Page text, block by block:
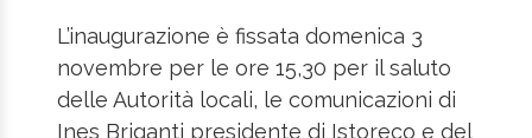
L’inaugurazione è fissata domenica 3
novembre per le ore 15,30 per il saluto
delle Autorità locali, le comunicazioni di
Ines Briganti presidente di Istoreco e del